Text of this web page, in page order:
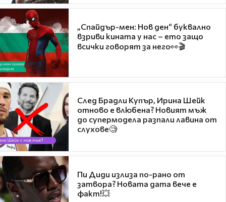
„Спайдър-мен: Нов ден“ буквално
взриви кината у нас – ето защо
всички говорят за него👀🎬
След Брадли Купър, Ирина Шейк
отново е влюбена? Новият мъж
до супермодела разпали лавина от
слухове🧐
Пи Диди излиза по-рано от
затвора? Новата дата вече е
факт!💥